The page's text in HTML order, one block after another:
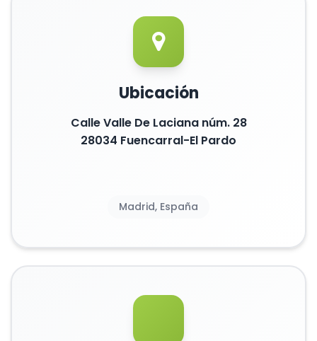
Ubicación
Calle Valle De Laciana núm. 28
28034 Fuencarral-El Pardo
Madrid, España